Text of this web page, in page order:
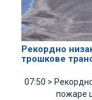
Рекордно
трошкове
07:50 >
пожаре